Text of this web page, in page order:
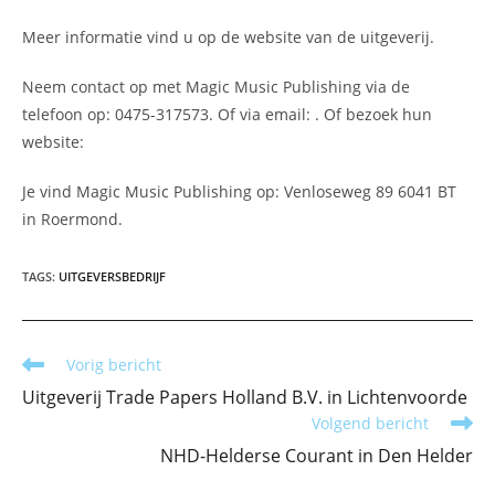
Meer informatie vind u op de website van de uitgeverij.
Neem contact op met Magic Music Publishing via de
telefoon op: 0475-317573. Of via email: . Of bezoek hun
website:
Je vind Magic Music Publishing op: Venloseweg 89 6041 BT
in Roermond.
TAGS: UITGEVERSBEDRIJF
Lees
artikelen
Vorig bericht
Uitgeverij Trade Papers Holland B.V. in Lichtenvoorde
Volgend bericht
NHD-Helderse Courant in Den Helder